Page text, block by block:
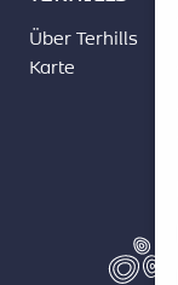
Über Terhills
Karte